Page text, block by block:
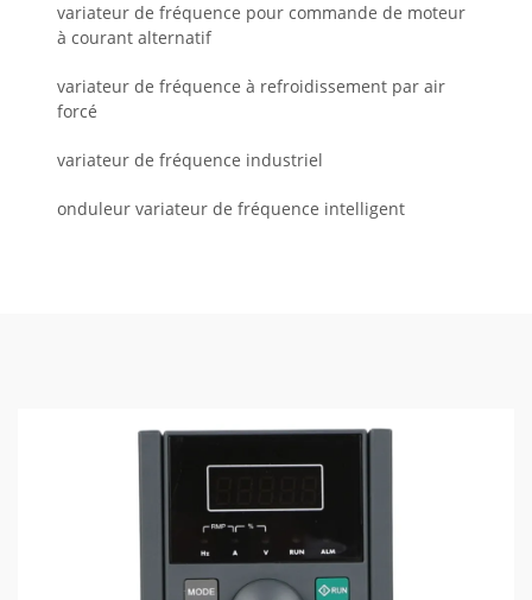
variateur de fréquence pour commande de moteur
à courant alternatif
variateur de fréquence à refroidissement par air
forcé
variateur de fréquence industriel
onduleur variateur de fréquence intelligent